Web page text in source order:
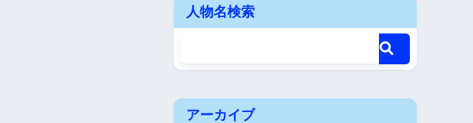
人物名検索
アーカイブ